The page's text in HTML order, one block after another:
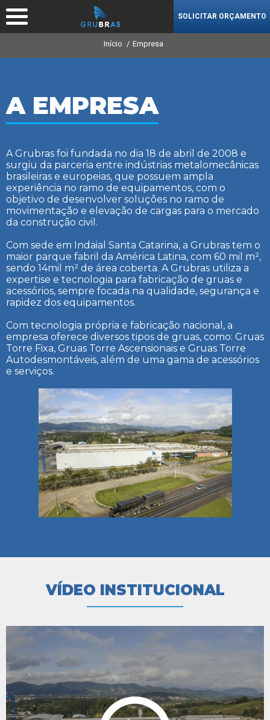
SOLICITAR ORÇAMENTO
Início Empresa
A EMPRESA
A Grubras foi fundada no dia 18 de abril de 2008 e
surgiu da parceria entre indústrias metalomecânicas
brasileiras e europeias, que possuem ampla
experiência no ramo de equipamentos, com o
objetivo de desenvolver soluções no ramo de
movimentação e elevação de cargas para o mercado
da construção civil.
Com sede em Indaial Santa Catarina, a Grubras tem o
maior parque fabril da América Latina, com 60 mil m²,
sendo 14mil m² de área coberta. A Grubras utiliza a
expertise e tecnologia para fabricação de gruas e
acessórios, sempre focada na qualidade, segurança e
rapidez dos equipamentos.
Com tecnologia própria e fabricação nacional, a
empresa oferece diversos tipos de gruas, como: Gruas
Torre Fixa, Gruas Torre Ascensionais e Gruas Torre
Autodesmontáveis, além de uma gama de acessórios
e serviços.
VÍDEO INSTITUCIONAL